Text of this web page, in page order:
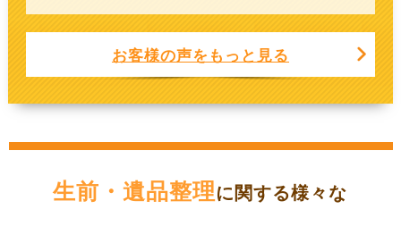
お客様の声をもっと見る
生前・遺品整理に関する様々な